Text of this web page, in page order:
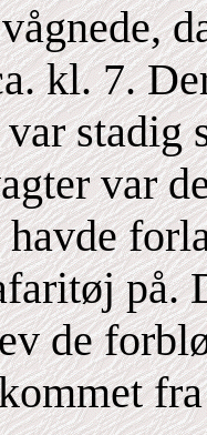
kl. 7.
stadig
var
havde
på.
de